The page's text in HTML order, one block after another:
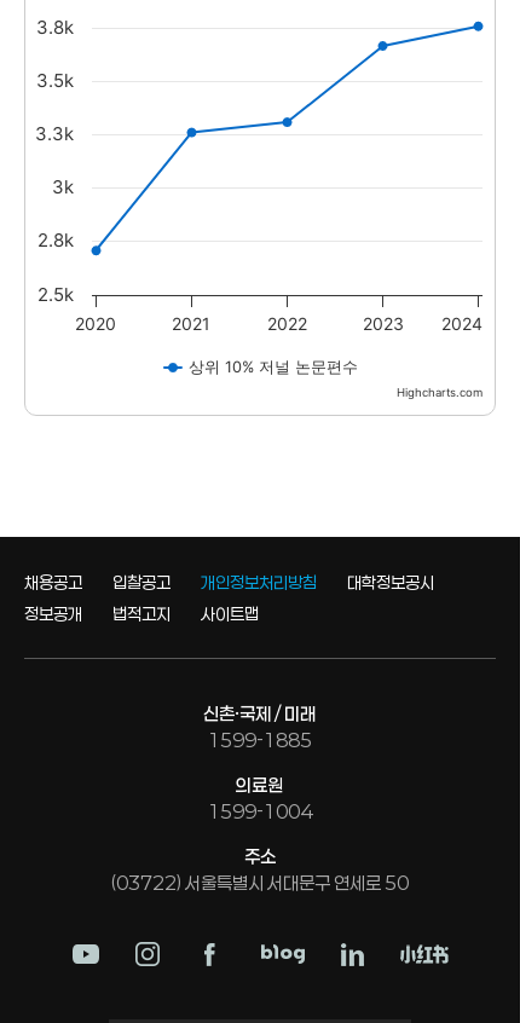
The chart has 1 Y axis displaying values. Data
상위 10% 저널 논문편수
2020 2021 2022 2023 2024
2.5k
2.8k
3k
3.3k
3.5k
3.8k
Highcharts.com
End of interactive chart.
채용공고 입찰공고 개인정보처리방침
대학정보공시
정보공개
법적고지 사이트맵
신촌·국제 / 미래
1599-1885
의료원
1599-1004
주소
(03722) 서울특별시 서대문구 연세로 50